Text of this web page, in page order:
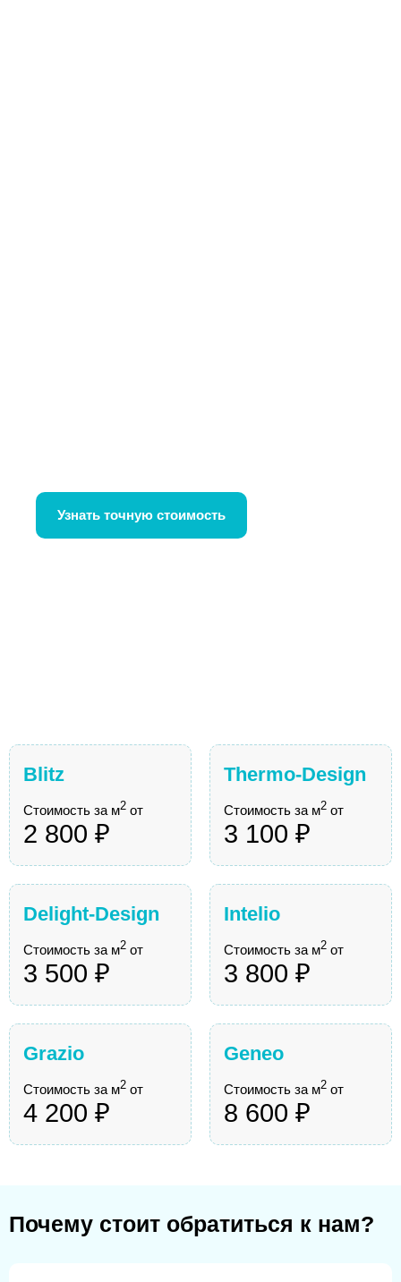
Узнать точную стоимость
Blitz
Стоимость за м2 от
2 800 ₽
Thermo-Design
Стоимость за м2 от
3 100 ₽
Delight-Design
Стоимость за м2 от
3 500 ₽
Intelio
Стоимость за м2 от
3 800 ₽
Grazio
Стоимость за м2 от
4 200 ₽
Geneo
Стоимость за м2 от
8 600 ₽
Почему стоит обратиться к нам?